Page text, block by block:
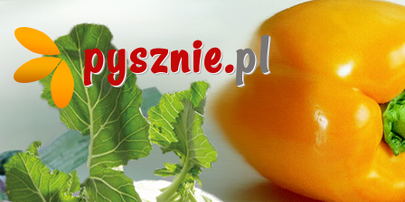
pysznie.pl